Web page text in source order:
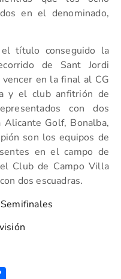
en el denominado,
título conseguido la
de Sant Jordi
en la final al CG
y el club anfitrión de
con dos
Golf, Bonalba,
son los equipos de
en el campo de
Club de Campo Villa
dos escuadras.